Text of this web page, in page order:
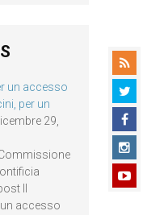
un accesso
per un
29,
Il
accesso